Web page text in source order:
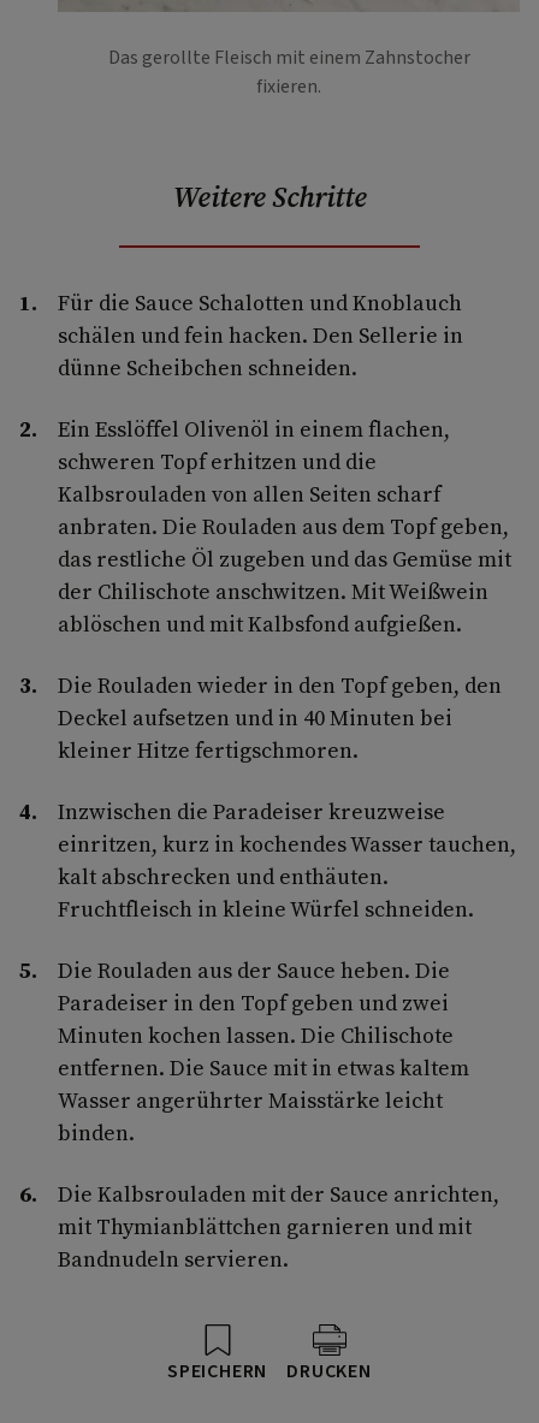
Das gerollte Fleisch mit einem Zahnstocher
fixieren.
Weitere Schritte
Für die Sauce Schalotten und Knoblauch
schälen und fein hacken. Den Sellerie in
dünne Scheibchen schneiden.
Ein Esslöffel Olivenöl in einem flachen,
schweren Topf erhitzen und die
Kalbsrouladen von allen Seiten scharf
anbraten. Die Rouladen aus dem Topf geben,
das restliche Öl zugeben und das Gemüse mit
der Chilischote anschwitzen. Mit Weißwein
ablöschen und mit Kalbsfond aufgießen.
Die Rouladen wieder in den Topf geben, den
Deckel aufsetzen und in 40 Minuten bei
kleiner Hitze fertigschmoren.
Inzwischen die Paradeiser kreuzweise
einritzen, kurz in kochendes Wasser tauchen,
kalt abschrecken und enthäuten.
Fruchtfleisch in kleine Würfel schneiden.
Die Rouladen aus der Sauce heben. Die
Paradeiser in den Topf geben und zwei
Minuten kochen lassen. Die Chilischote
entfernen. Die Sauce mit in etwas kaltem
Wasser angerührter Maisstärke leicht
binden.
Die Kalbsrouladen mit der Sauce anrichten,
mit Thymianblättchen garnieren und mit
Bandnudeln servieren.
SPEICHERN DRUCKEN